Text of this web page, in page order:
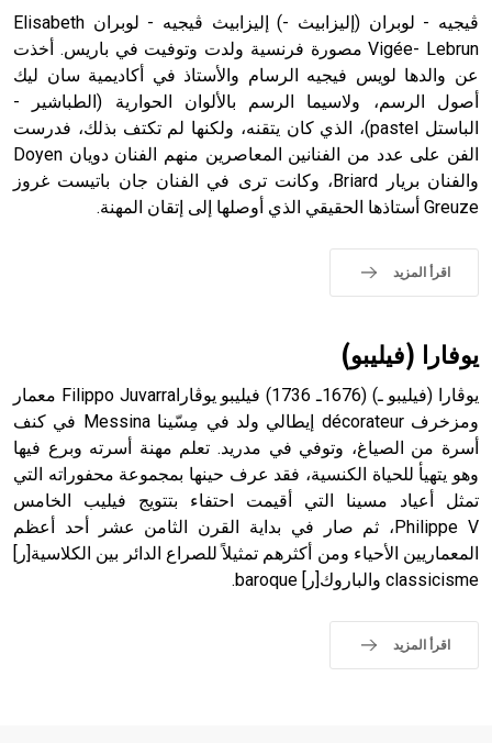
- هل تعلم أن أبجر Abgar اسم معروف جيداً يعود إلى عدد من
الملوك الذين حكموا مدينة إديسا (الرها) من أبجر الأول وحتى
التاسع، وهم ينتسبون إلى أسرة أوسروين
sign تكتب منفصلة غير متصلة، وتعتمد المبدأ الأكوروفوني،
ڤيجيه - لوبران (إليزابيث -) إليزابيث ڤيجيه - لوبران Elisabeth
Vigée- Lebrun مصورة فرنسية ولدت وتوفيت في باريس. أخذت
عن والدها لويس فيجيه الرسام والأستاذ في أكاديمية سان ليك
أصول الرسم، ولاسيما الرسم بالألوان الحوارية (الطباشير -
الباستل pastel)، الذي كان يتقنه، ولكنها لم تكتف بذلك، فدرست
الفن على عدد من الفنانين المعاصرين منهم الفنان دويان Doyen
والفنان بريار Briard، وكانت ترى في الفنان جان باتيست غروز
Greuze أستاذها الحقيقي الذي أوصلها إلى إتقان المهنة.
اقرأ المزيد
يوفارا (فيليبو)
يوڤارا (فيليبو ـ) (1676ـ 1736) فيليبو يوڤاراFilippo Juvarra معمار
ومزخرف décorateur إيطالي ولد في مِسّينا Messina في كنف
أسرة من الصياغ، وتوفي في مدريد. تعلم مهنة أسرته وبرع فيها
وهو يتهيأ للحياة الكنسية، فقد عرف حينها بمجموعة محفوراته التي
تمثل أعياد مسينا التي أقيمت احتفاء بتتويج فيليب الخامس
Philippe V، ثم صار في بداية القرن الثامن عشر أحد أعظم
المعماريين الأحياء ومن أكثرهم تمثيلاً للصراع الدائر بين الكلاسية[ر]
classicisme والباروك[ر] baroque.
اقرأ المزيد